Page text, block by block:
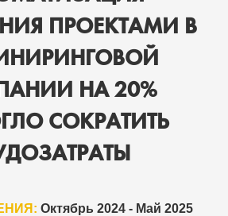
ПРОЕКТАМИ В
НА 20%
СОКРАТИТЬ
Октябрь 2024 - Май 2025